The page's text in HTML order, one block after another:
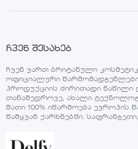
ჩვენ შესახებ
ჩვენ ვართ ბრიტანული
ოფიციალური
პროდუქციის ძირითადი ნაწილი
თანამედროვე, ახალი
მათი 100% იწარმოება ევროპის
წამყვან ქარხნებში: